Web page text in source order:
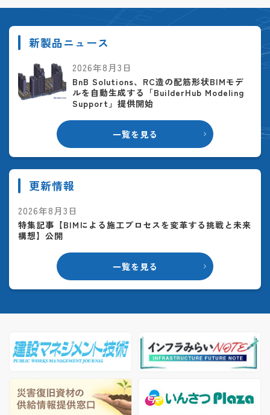
新製品ニュース
一覧を見る
2026年8月3日
BnB Solutions、RC造の配筋形状BIMモデ
ルを自動生成する「BuilderHub Modeling
Support」提供開始
更新情報
一覧を見る
2026年8月3日
特集記事【BIMによる施工プロセスを変革する挑戦と未来
構想】公開